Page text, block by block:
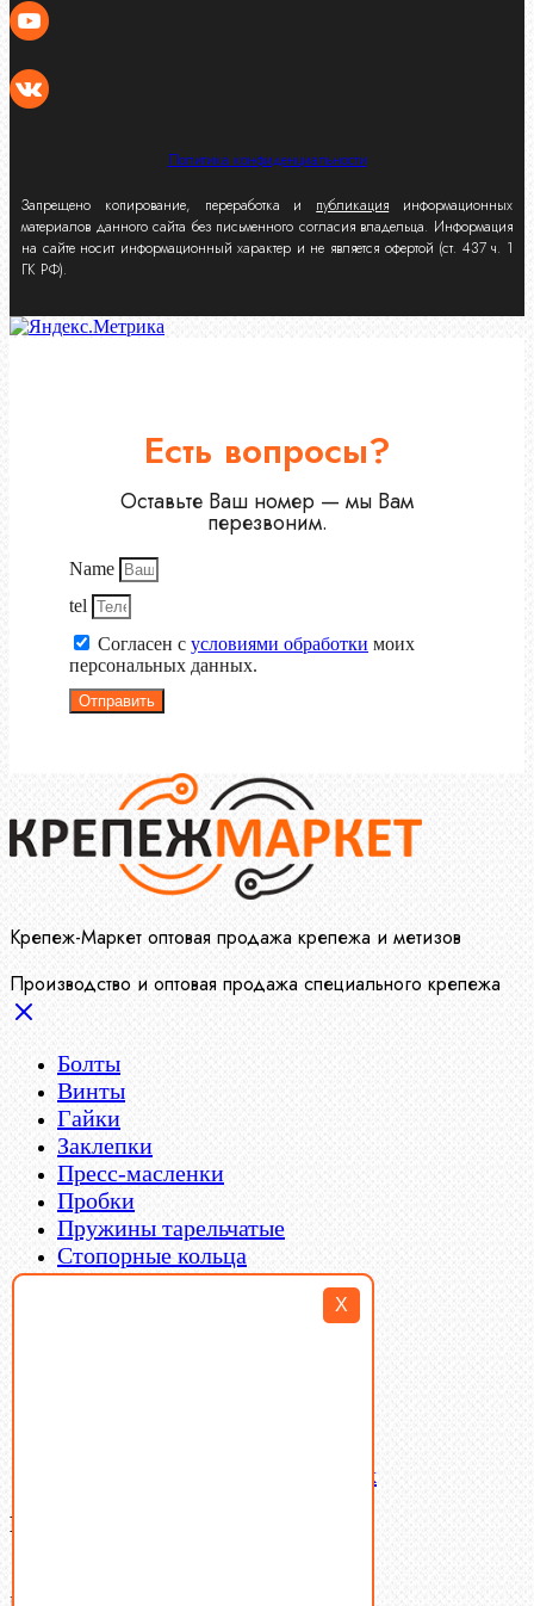
X
Политика конфиденциальности
Запрещено копирование, переработка и публикация информационных
материалов данного сайта без письменного согласия владельца. Информация
на сайте носит информационный характер и не является офертой (ст. 437 ч. 1
ГК РФ).
Есть вопросы?
Оставьте Ваш номер — мы Вам
перезвоним.
Name
tel
Согласен с условиями обработки моих
персональных данных.
Отправить
Крепеж-Маркет оптовая продажа крепежа и метизов
Производство и оптовая продажа специального крепежа
Болты
Винты
Гайки
Заклепки
Пресс-масленки
Пробки
Пружины тарельчатые
Стопорные кольца
Такелаж
Латунный и бронзовый крепеж
Ваша корзина